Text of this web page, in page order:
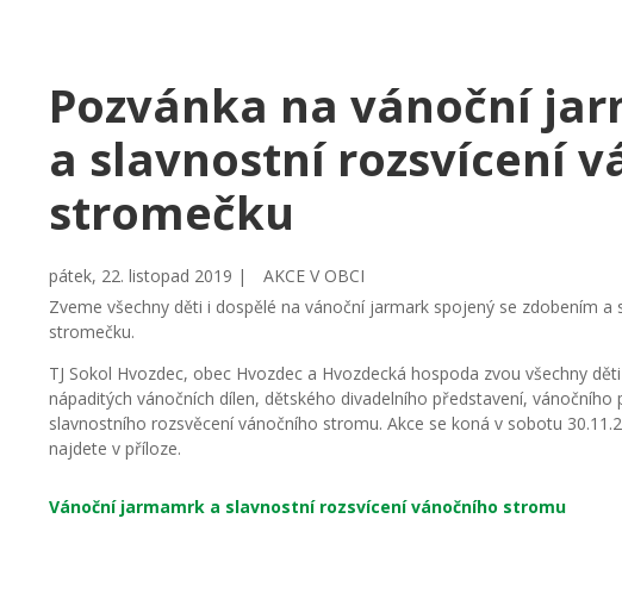
Pozvánka na vánoční
a slavnostní rozsvícení
stromečku
pátek, 22. listopad 2019 |
AKCE V OBCI
Zveme všechny děti i dospělé na vánoční jarmark spojený se zdobením
stromečku.
TJ Sokol Hvozdec, obec Hvozdec a Hvozdecká hospoda zvou všechny
nápaditých vánočních dílen, dětského divadelního představení,
slavnostního rozsvěcení vánočního stromu. Akce se koná v sobotu
najdete v příloze.
Vánoční jarmamrk a slavnostní rozsvícení vánočního stromu